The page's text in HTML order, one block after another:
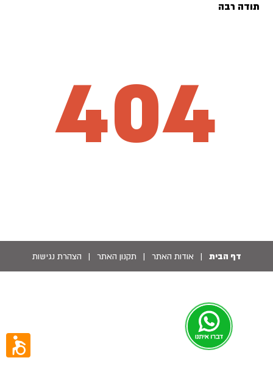
תודה רבה
404
דף הבית | אודות האתר | תקנון האתר | הצהרת נגישות